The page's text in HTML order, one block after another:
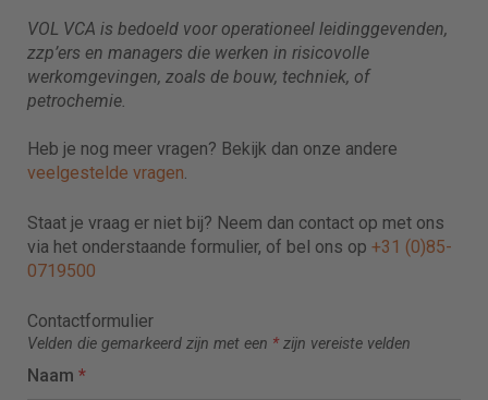
VOL VCA is bedoeld voor operationeel leidinggevenden,
zzp’ers en managers die werken in risicovolle
werkomgevingen, zoals de bouw, techniek, of
petrochemie.
Heb je nog meer vragen? Bekijk dan onze andere
veelgestelde vragen.
Staat je vraag er niet bij? Neem dan contact op met ons
via het onderstaande formulier, of bel ons op +31 (0)85-
0719500
Contactformulier
Velden die gemarkeerd zijn met een * zijn vereiste velden
Naam *